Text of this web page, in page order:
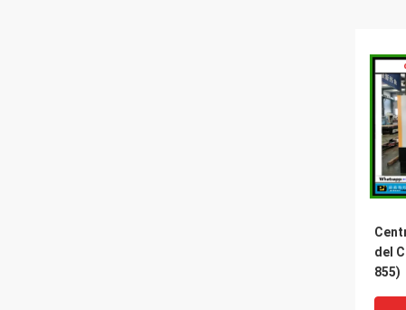
del
855)